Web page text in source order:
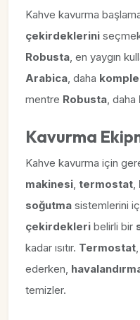
Kahve kavurma
çekirdeklerini
Robusta, en yaygın
Arabica, daha
mentre Robusta, daha
Kavurma
Kahve kavurma için
makinesi, termostat,
soğutma sistemlerini
çekirdekleri belirli bir
kadar ısıtır. Termostat,
ederken,
temizler.